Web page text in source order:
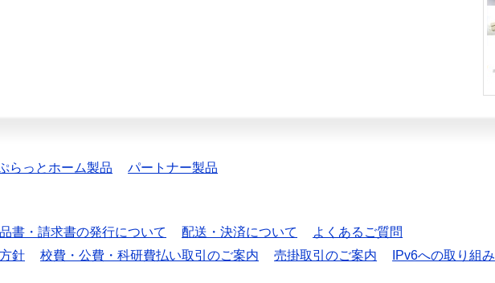
らっとホーム製品 パートナー製品
書・請求書の発行について 配送・決済について
よくあるご質問
針 校費・公費・科研費払い取引のご案内 売掛取引のご案内
IPv6への取り組み